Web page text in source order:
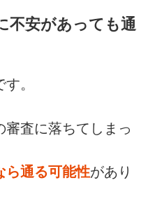
不安があっても通
。
査に落ちてしまっ
ら通る可能性があり